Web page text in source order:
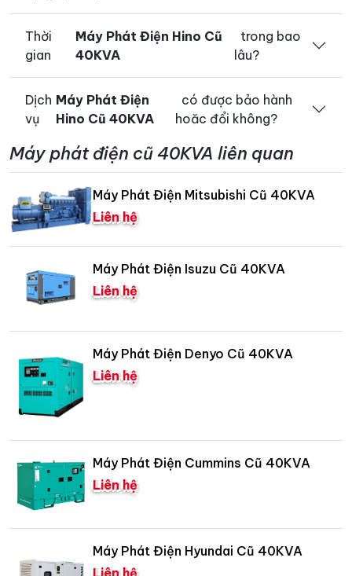
Thời
gian
Máy Phát Điện Hino Cũ
40KVA
trong bao
lâu?
Dịch
vụ
Máy Phát Điện
Hino Cũ 40KVA
có được bảo hành
hoăc đổi không?
Máy phát điện cũ 40KVA liên quan
Máy Phát Điện Mitsubishi Cũ 40KVA
Liên hệ
Máy Phát Điện Isuzu Cũ 40KVA
Liên hệ
Máy Phát Điện Denyo Cũ 40KVA
Liên hệ
Máy Phát Điện Cummins Cũ 40KVA
Liên hệ
Máy Phát Điện Hyundai Cũ 40KVA